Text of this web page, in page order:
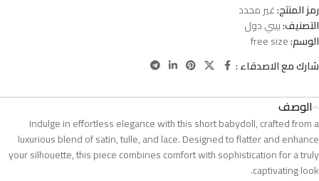
رمز المنتج:غير محدد
التصنيف:بيبي دول
الوسم:free size
شارك مع الاصدقاء :
الوصف
Indulge in effortless elegance with this short babydoll, crafted from a
luxurious blend of satin, tulle, and lace. Designed to flatter and enhance
your silhouette, this piece combines comfort with sophistication for a truly
captivating look.